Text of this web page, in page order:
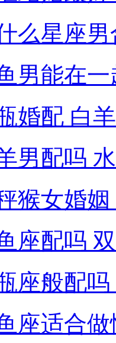
么星座
男能在
婚配 白
男配吗
猴女婚
座配吗
座般配
座适合